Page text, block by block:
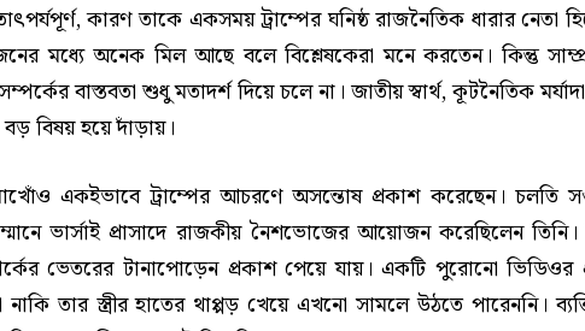
কারণ তাকে একসময় ট্রাম্পের ঘনিষ্ঠ রাজনৈতিক ধারার নেতা
মধ্যে অনেক মিল আছে বলে বিশ্লেষকেরা মনে করতেন। কিন্তু
বাস্তবতা শুধু মতাদর্শ দিয়ে চলে না। জাতীয় স্বার্থ, কূটনৈতিক
বড় বিষয় হয়ে দাঁড়ায়।
মাখোঁও একইভাবে ট্রাম্পের আচরণে অসন্তোষ প্রকাশ করেছেন। চলতি
ভার্সাই প্রাসাদে রাজকীয় নৈশভোজের আয়োজন করেছিলেন তিনি।
ভেতরের টানাপোড়েন প্রকাশ পেয়ে যায়। একটি পুরোনো ভিডিওর
তার স্ত্রীর হাতের থাপ্পড় খেয়ে এখনো সামলে উঠতে পারেননি।